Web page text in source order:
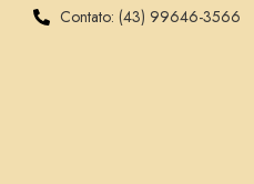
Contato: (43) 99646-3566